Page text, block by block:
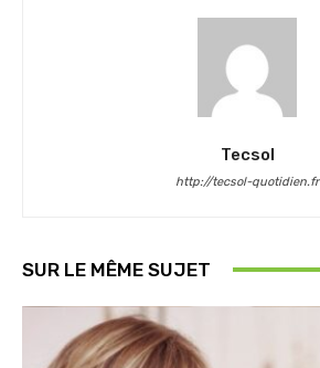
Tecsol
http://tecsol-quotidien.fr
SUR LE MÊME SUJET